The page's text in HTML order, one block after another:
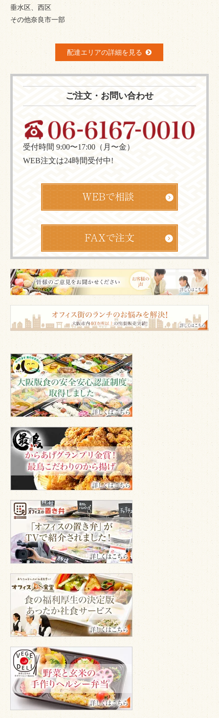
垂水区、西区
その他奈良市一部
配達エリアの詳細を見る
ご注文・お問い合わせ
受付時間 9:00〜17:00（月〜金）
WEB注文は24時間受付中!
皆
様
の
意
見
も
お
聞
か
せ
く
だ
さ
い。
「大
阪
版
食
の
安
全
安
心
認
証
度」
取
得
最
鳥
か
専
門
店
オ
フ
ス
GA
食
堂
TV
で
紹
オ
フ
GA
食
堂
ベ
ジ
デ
リ